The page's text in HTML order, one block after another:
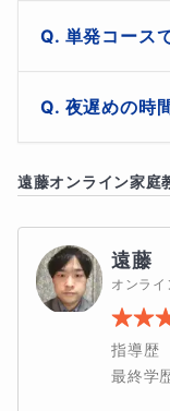
苦手分野の克服 や
２年以上の経験を
その中、過去の生
はい。本コース
学１年生、２年
早めに受験対策
単発コース
はい。ご希望の
ますので、ご相
夜遅めの時
す。
遠藤オンライン家庭
遠藤
オンラ
指導歴
最終学